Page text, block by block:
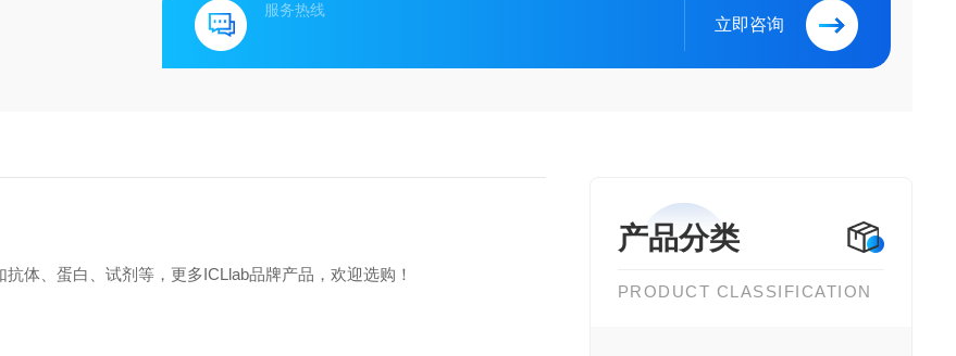
服务热线
立即咨询
产品分类
PRODUCT CLASSIFICATION
体、蛋白、试剂等，更多ICLlab品牌产品，欢迎选购！